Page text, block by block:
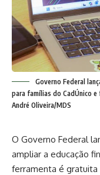
Governo Federal
para famílias do CadÚnico
André Oliveira/MDS
O Governo Federal
ampliar a educação
ferramenta é gratuita